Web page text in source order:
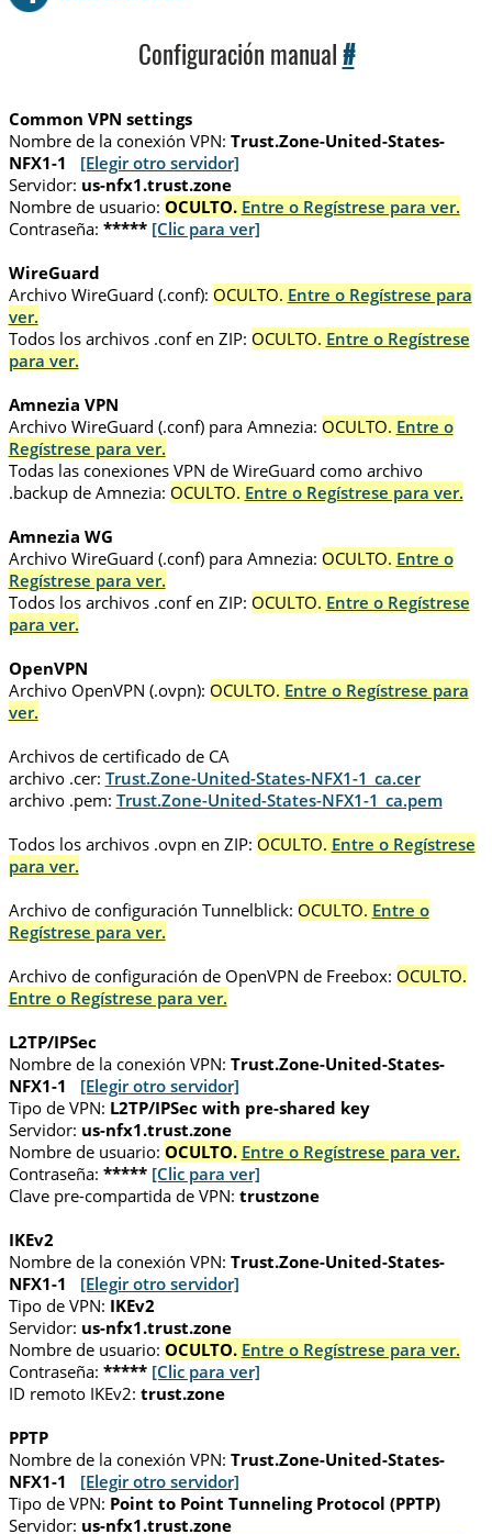
Configuración manual #
Common VPN settings
Nombre de la conexión VPN: Trust.Zone-United-States-
NFX1-1
[Elegir otro servidor]
Servidor: us-nfx1.trust.zone
Nombre de usuario: OCULTO. Entre o Regístrese para ver.
Contraseña: ***** [Clic para ver]
WireGuard
Archivo WireGuard (.conf): OCULTO. Entre o Regístrese para
ver.
Todos los archivos .conf en ZIP: OCULTO. Entre o Regístrese
para ver.
Amnezia VPN
Archivo WireGuard (.conf) para Amnezia: OCULTO. Entre o
Regístrese para ver.
Todas las conexiones VPN de WireGuard como archivo
.backup de Amnezia: OCULTO. Entre o Regístrese para ver.
Amnezia WG
Archivo WireGuard (.conf) para Amnezia: OCULTO. Entre o
Regístrese para ver.
Todos los archivos .conf en ZIP: OCULTO. Entre o Regístrese
para ver.
OpenVPN
Archivo OpenVPN (.ovpn): OCULTO. Entre o Regístrese para
ver.
Archivos de certificado de CA
archivo .cer: Trust.Zone-United-States-NFX1-1_ca.cer
archivo .pem: Trust.Zone-United-States-NFX1-1_ca.pem
Todos los archivos .ovpn en ZIP: OCULTO. Entre o Regístrese
para ver.
Archivo de configuración Tunnelblick: OCULTO. Entre o
Regístrese para ver.
Archivo de configuración de OpenVPN de Freebox: OCULTO.
Entre o Regístrese para ver.
L2TP/IPSec
Nombre de la conexión VPN: Trust.Zone-United-States-
NFX1-1
[Elegir otro servidor]
Tipo de VPN: L2TP/IPSec with pre-shared key
Servidor: us-nfx1.trust.zone
Nombre de usuario: OCULTO. Entre o Regístrese para ver.
Contraseña: ***** [Clic para ver]
Clave pre-compartida de VPN: trustzone
IKEv2
Nombre de la conexión VPN: Trust.Zone-United-States-
NFX1-1
[Elegir otro servidor]
Tipo de VPN: IKEv2
Servidor: us-nfx1.trust.zone
Nombre de usuario: OCULTO. Entre o Regístrese para ver.
Contraseña: ***** [Clic para ver]
ID remoto IKEv2: trust.zone
PPTP
Nombre de la conexión VPN: Trust.Zone-United-States-
NFX1-1
[Elegir otro servidor]
Tipo de VPN: Point to Point Tunneling Protocol (PPTP)
Servidor: us-nfx1.trust.zone